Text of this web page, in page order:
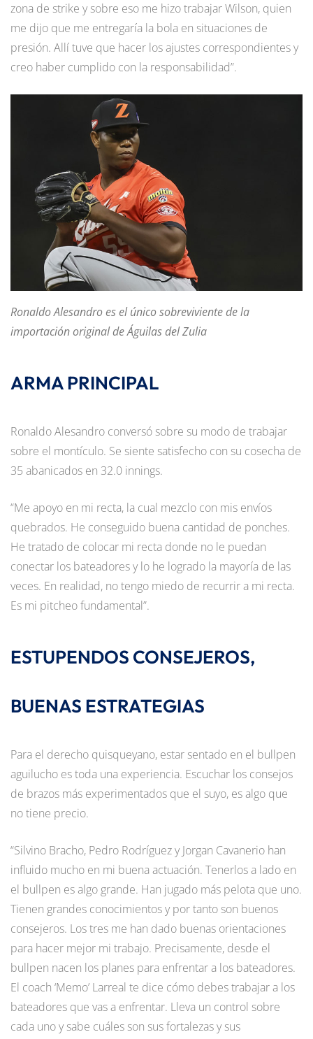
zona de strike y sobre eso me hizo trabajar Wilson, quien
me dijo que me entregaría la bola en situaciones de
presión. Allí tuve que hacer los ajustes correspondientes y
creo haber cumplido con la responsabilidad”.
Ronaldo Alesandro es el único sobreviviente de la
importación original de Águilas del Zulia
ARMA PRINCIPAL
Ronaldo Alesandro conversó sobre su modo de trabajar
sobre el montículo. Se siente satisfecho con su cosecha de
35 abanicados en 32.0 innings.
“Me apoyo en mi recta, la cual mezclo con mis envíos
quebrados. He conseguido buena cantidad de ponches.
He tratado de colocar mi recta donde no le puedan
conectar los bateadores y lo he logrado la mayoría de las
veces. En realidad, no tengo miedo de recurrir a mi recta.
Es mi pitcheo fundamental”.
ESTUPENDOS CONSEJEROS,
BUENAS ESTRATEGIAS
Para el derecho quisqueyano, estar sentado en el bullpen
aguilucho es toda una experiencia. Escuchar los consejos
de brazos más experimentados que el suyo, es algo que
no tiene precio.
“Silvino Bracho, Pedro Rodríguez y Jorgan Cavanerio han
influido mucho en mi buena actuación. Tenerlos a lado en
el bullpen es algo grande. Han jugado más pelota que uno.
Tienen grandes conocimientos y por tanto son buenos
consejeros. Los tres me han dado buenas orientaciones
para hacer mejor mi trabajo. Precisamente, desde el
bullpen nacen los planes para enfrentar a los bateadores.
El coach ‘Memo’ Larreal te dice cómo debes trabajar a los
bateadores que vas a enfrentar. Lleva un control sobre
cada uno y sabe cuáles son sus fortalezas y sus